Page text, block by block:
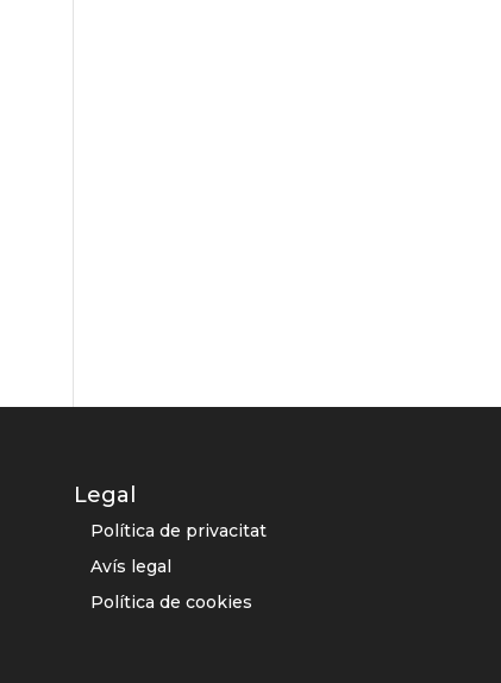
Legal
Política de privacitat
Avís legal
Política de cookies